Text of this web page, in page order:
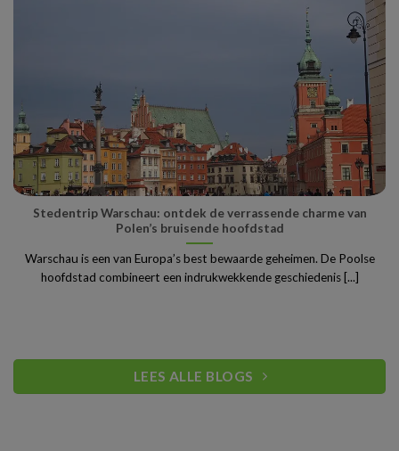
Stedentrip Warschau: ontdek de verrassende charme van
Polen’s bruisende hoofdstad
Warschau is een van Europa’s best bewaarde geheimen. De Poolse
hoofdstad combineert een indrukwekkende geschiedenis [...]
LEES ALLE BLOGS